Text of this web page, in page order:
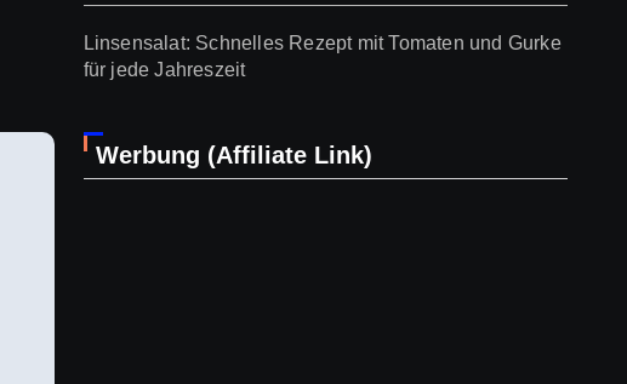
Linsensalat: Schnelles Rezept mit Tomaten und Gurke
für jede Jahreszeit
Werbung (Affiliate Link)